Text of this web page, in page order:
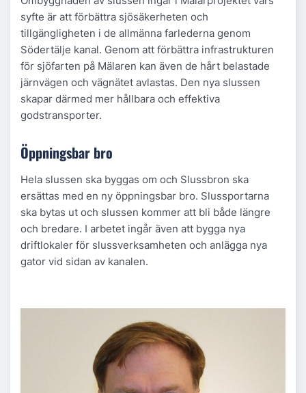
syfte är att förbättra sjösäkerheten och
tillgängligheten i de allmänna farlederna genom
Södertälje kanal. Genom att förbättra infrastrukturen
för sjöfarten på Mälaren kan även de hårt belastade
järnvägen och vägnätet avlastas. Den nya slussen
skapar därmed mer hållbara och effektiva
godstransporter.
Öppningsbar bro
Hela slussen ska byggas om och Slussbron ska
ersättas med en ny öppningsbar bro. Slussportarna
ska bytas ut och slussen kommer att bli både längre
och bredare. I arbetet ingår även att bygga nya
driftlokaler för slussverksamheten och anlägga nya
gator vid sidan av kanalen.